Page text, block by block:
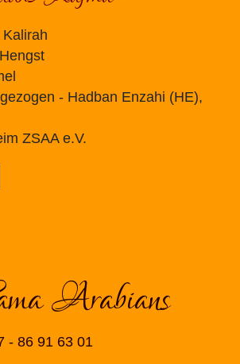
- Hadban Enzahi (HE),
ZSAA e.V.
Arabians
- 86 91 63 01